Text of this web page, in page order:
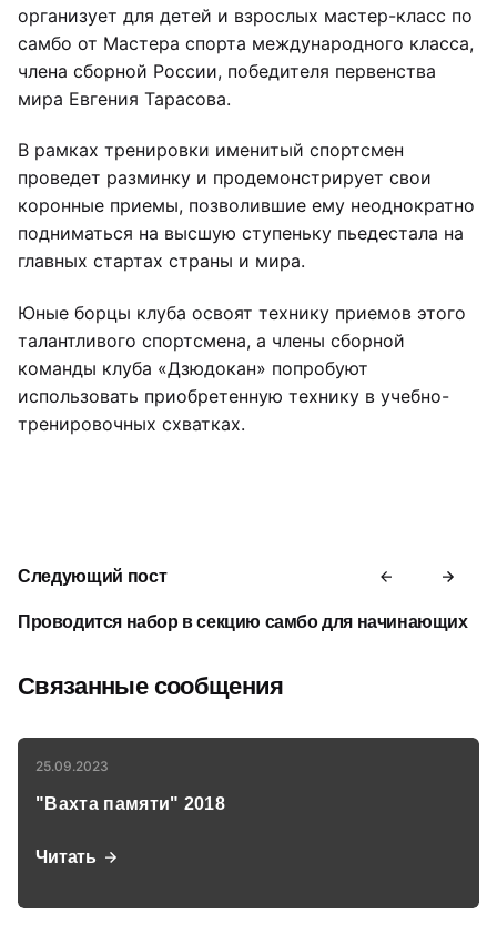
организует для детей и взрослых мастер-класс по
самбо от Мастера спорта международного класса,
члена сборной России, победителя первенства
мира Евгения Тарасова.
В рамках тренировки именитый спортсмен
проведет разминку и продемонстрирует свои
коронные приемы, позволившие ему неоднократно
подниматься на высшую ступеньку пьедестала на
главных стартах страны и мира.
Юные борцы клуба освоят технику приемов этого
талантливого спортсмена, а члены сборной
команды клуба «Дзюдокан» попробуют
использовать приобретенную технику в учебно-
тренировочных схватках.
Следующий пост
Проводится набор в секцию самбо для начинающих
Связанные сообщения
25.09.2023
"Вахта памяти" 2018
Читать